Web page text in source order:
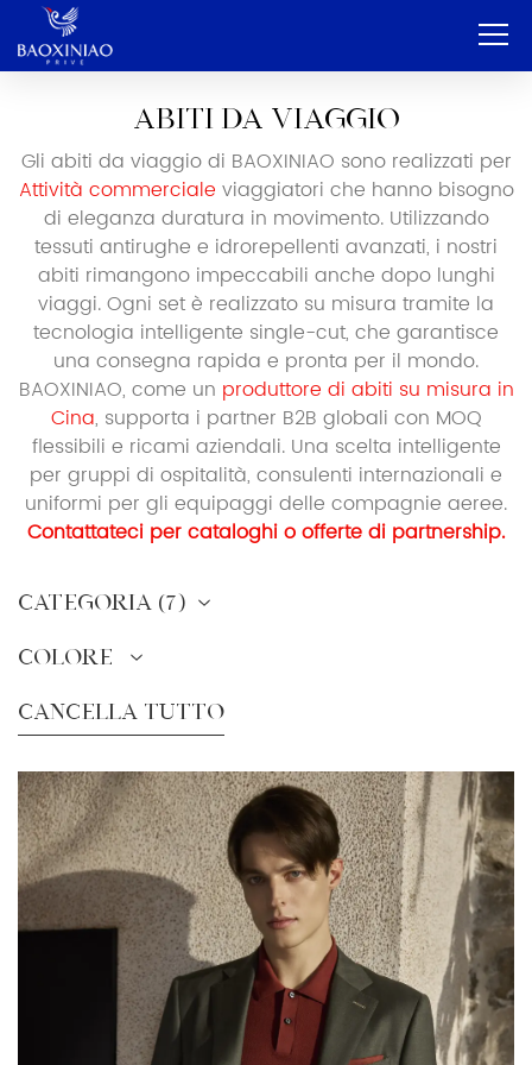
ABITI DA VIAGGIO
Gli abiti da viaggio di BAOXINIAO sono realizzati per
Attività commerciale viaggiatori che hanno bisogno
di eleganza duratura in movimento. Utilizzando
tessuti antirughe e idrorepellenti avanzati, i nostri
abiti rimangono impeccabili anche dopo lunghi
viaggi. Ogni set è realizzato su misura tramite la
tecnologia intelligente single-cut, che garantisce
una consegna rapida e pronta per il mondo.
BAOXINIAO, come un produttore di abiti su misura in
Cina, supporta i partner B2B globali con MOQ
flessibili e ricami aziendali. Una scelta intelligente
per gruppi di ospitalità, consulenti internazionali e
uniformi per gli equipaggi delle compagnie aeree.
Contattateci per cataloghi o offerte di partnership.
CATEGORIA (7)
COLORE
Cancella tutto
Azienda
OEM e ODM
Servizio
Prodotto
Contatto
Blog
Italiano